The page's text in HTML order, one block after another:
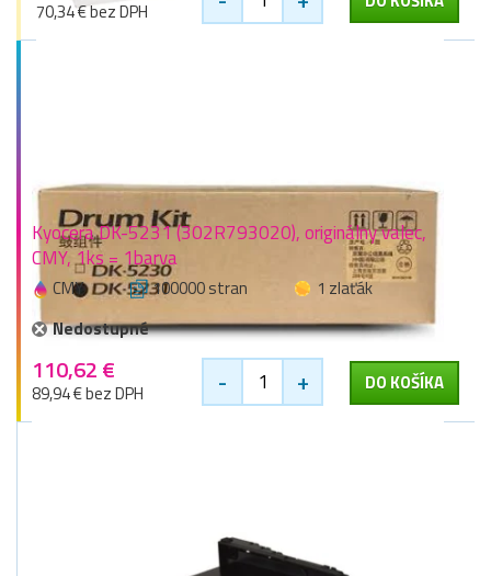
70,34 € bez DPH
Kyocera DK-5231 (302R793020), originálny valec,
CMY, 1ks = 1barva
CMY 100000 stran
1 zlaťák
Nedostupné
110,62 €
89,94 € bez DPH - + DO KOŠÍKA